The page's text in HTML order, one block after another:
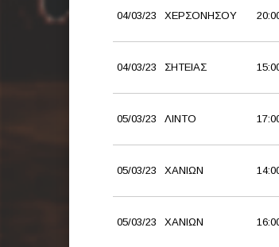
04/03/23 ΧΕΡΣΟΝΗΣΟΥ
04/03/23 ΣΗΤΕΙΑΣ
05/03/23 ΛΙΝΤΟ
05/03/23 ΧΑΝΙΩΝ
05/03/23 ΧΑΝΙΩΝ